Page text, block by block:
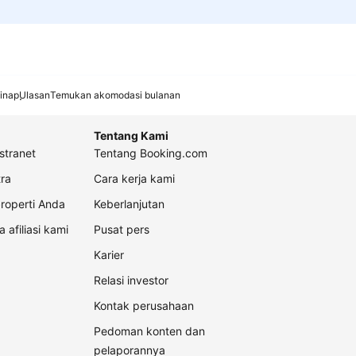
UlasanTemukan akomodasi bulanan
Anda
afiliasi kami
Tentang Kami
Tentang Booking.com
Cara kerja kami
Keberlanjutan
Pusat pers
Karier
Relasi investor
Kontak perusahaan
Pedoman konten dan
pelaporannya